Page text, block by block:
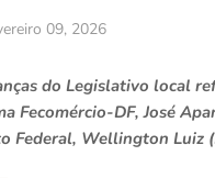
09, 2026
do Legislativo local
Fecomércio-DF, José
Federal, Wellington Luiz